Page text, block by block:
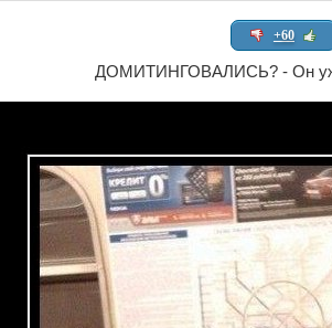
+60
ДОМИТИНГОВАЛИСЬ? - Он